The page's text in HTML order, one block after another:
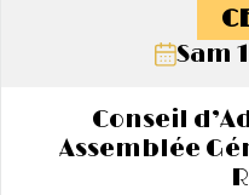
Sam
Conseil
Assemblée